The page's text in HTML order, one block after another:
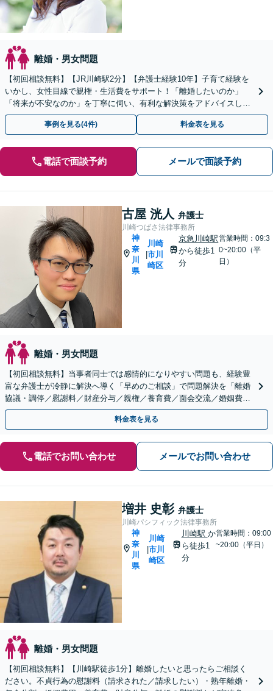
離婚・男女問題
【初回相談無料】【JR川崎駅2分】【弁護士経験10年】子育て経験を
いかし、女性目線で親権・生活費をサポート！「離婚したいのか」
「将来が不安なのか」を丁寧に伺い、有利な解決策をアドバイスしま
す。慰謝料、財産分与、親権など幅広くご相談ください
事例を見る(4件) 料金表を見る
電話で面談予約 メールで面談予約
古屋 洸人 弁護士
川崎つばさ法律事務所
神
奈
川
県
|
川崎
市川
崎区
京急川崎駅
から徒歩1
分
営業時間：09:3
0~20:00（平
日）
離婚・男女問題
【初回相談無料】当事者同士では感情的になりやすい問題も、経験豊
富な弁護士が冷静に解決へ導く「早めのご相談」で問題解決を「離婚
協議・調停／慰謝料／財産分与／親権／養育費／面会交流／婚姻費用
／年金分割など幅広く対応」【休日・夜間相談可】
料金表を見る
電話でお問い合わせ メールでお問い合わせ
増井 史彰 弁護士
川崎パシフィック法律事務所
神
奈
川
県
|
川崎
市川
崎区
川崎駅 か
ら徒歩1
分
営業時間：09:00
~20:00（平日）
離婚・男女問題
【初回相談無料】【川崎駅徒歩1分】離婚したいと思ったらご相談く
ださい。不貞行為の慰謝料（請求された／請求したい）・熟年離婚・